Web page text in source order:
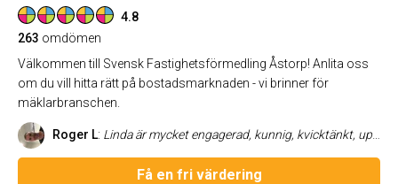
4.8
263 omdömen
Välkommen till Svensk Fastighetsförmedling Åstorp! Anlita oss
om du vill hitta rätt på bostadsmarknaden - vi brinner för
mäklarbranschen.
Roger L: Linda är mycket engagerad, kunnig, kvicktänkt, uppmärksam, trevlig….. ja, här kan jag fortsätta med alla superlativ som finns men avslutar med att konstatera att hon är en sjuhelsikes bra mäklare. BÄSTA helt enkelt!!!
Få en fri värdering